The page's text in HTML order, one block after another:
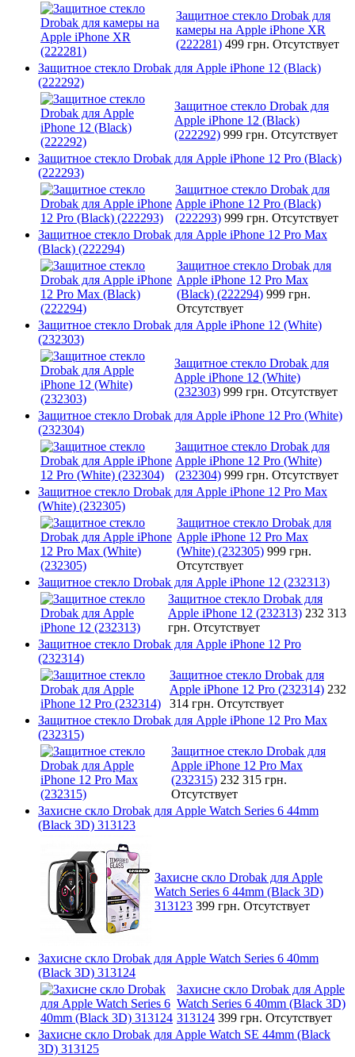
Защитное стекло Drobak для
камеры на Apple iPhone XR
(222281) 499 грн. Отсутствует
Защитное стекло Drobak для Apple iPhone 12 (Black)
(222292)
Защитное стекло Drobak для
Apple iPhone 12 (Black)
(222292) 999 грн. Отсутствует
Защитное стекло Drobak для Apple iPhone 12 Pro (Black)
(222293)
Защитное стекло Drobak для
Apple iPhone 12 Pro (Black)
(222293) 999 грн. Отсутствует
Защитное стекло Drobak для Apple iPhone 12 Pro Max
(Black) (222294)
Защитное стекло Drobak для
Apple iPhone 12 Pro Max
(Black) (222294) 999 грн.
Отсутствует
Защитное стекло Drobak для Apple iPhone 12 (White)
(232303)
Защитное стекло Drobak для
Apple iPhone 12 (White)
(232303) 999 грн. Отсутствует
Защитное стекло Drobak для Apple iPhone 12 Pro (White)
(232304)
Защитное стекло Drobak для
Apple iPhone 12 Pro (White)
(232304) 999 грн. Отсутствует
Защитное стекло Drobak для Apple iPhone 12 Pro Max
(White) (232305)
Защитное стекло Drobak для
Apple iPhone 12 Pro Max
(White) (232305) 999 грн.
Отсутствует
Защитное стекло Drobak для Apple iPhone 12 (232313)
Защитное стекло Drobak для
Apple iPhone 12 (232313) 232 313
грн. Отсутствует
Защитное стекло Drobak для Apple iPhone 12 Pro
(232314)
Защитное стекло Drobak для
Apple iPhone 12 Pro (232314) 232
314 грн. Отсутствует
Защитное стекло Drobak для Apple iPhone 12 Pro Max
(232315)
Защитное стекло Drobak для
Apple iPhone 12 Pro Max
(232315) 232 315 грн.
Отсутствует
Захисне скло Drobak для Apple Watch Series 6 44mm
(Black 3D) 313123
Захисне скло Drobak для Apple
Watch Series 6 44mm (Black 3D)
313123 399 грн. Отсутствует
Захисне скло Drobak для Apple Watch Series 6 40mm
(Black 3D) 313124
Захисне скло Drobak для Apple
Watch Series 6 40mm (Black 3D)
313124 399 грн. Отсутствует
Захисне скло Drobak для Apple Watch SE 44mm (Black
3D) 313125